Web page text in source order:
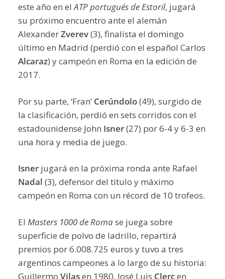
este año en elATP portugués de Estoril, jugará
su próximo encuentro ante el alemán
AlexanderZverev(3), finalista el domingo
último en Madrid (perdió con el español Carlos
Alcaraz) y campeón en Roma en la edición de
2017.
Por su parte, ‘Fran’ Cerúndolo(49), surgido de
la clasificación, perdió en sets corridos con el
estadounidense John Isner(27) por 6-4 y 6-3 en
una hora y media de juego.
Isner jugará en la próxima ronda ante Rafael
Nadal (3), defensor del título y máximo
campeón en Roma con un récord de 10 trofeos.
El Masters 1000 de Romase juega sobre
superficie de polvo de ladrillo, repartirá
premios por 6.008.725 euros y tuvo a tres
argentinos campeones a lo largo de su historia:
Guillermo Vilasen 1980, José Luis Clercen